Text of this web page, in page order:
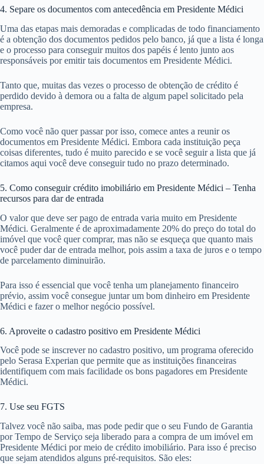
4. Separe os documentos com antecedência em Presidente Médici
Uma das etapas mais demoradas e complicadas de todo financiamento
é a obtenção dos documentos pedidos pelo banco, já que a lista é longa
e o processo para conseguir muitos dos papéis é lento junto aos
responsáveis por emitir tais documentos em Presidente Médici.
Tanto que, muitas das vezes o processo de obtenção de crédito é
perdido devido à demora ou a falta de algum papel solicitado pela
empresa.
Como você não quer passar por isso, comece antes a reunir os
documentos em Presidente Médici. Embora cada instituição peça
coisas diferentes, tudo é muito parecido e se você seguir a lista que já
citamos aqui você deve conseguir tudo no prazo determinado.
5. Como conseguir crédito imobiliário em Presidente Médici – Tenha
recursos para dar de entrada
O valor que deve ser pago de entrada varia muito em Presidente
Médici. Geralmente é de aproximadamente 20% do preço do total do
imóvel que você quer comprar, mas não se esqueça que quanto mais
você puder dar de entrada melhor, pois assim a taxa de juros e o tempo
de parcelamento diminuirão.
Para isso é essencial que você tenha um planejamento financeiro
prévio, assim você consegue juntar um bom dinheiro em Presidente
Médici e fazer o melhor negócio possível.
6. Aproveite o cadastro positivo em Presidente Médici
Você pode se inscrever no cadastro positivo, um programa oferecido
pelo Serasa Experian que permite que as instituições financeiras
identifiquem com mais facilidade os bons pagadores em Presidente
Médici.
7. Use seu FGTS
Talvez você não saiba, mas pode pedir que o seu Fundo de Garantia
por Tempo de Serviço seja liberado para a compra de um imóvel em
Presidente Médici por meio de crédito imobiliário. Para isso é preciso
que sejam atendidos alguns pré-requisitos. São eles: